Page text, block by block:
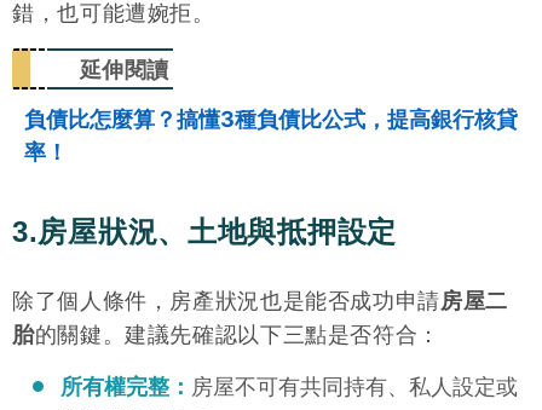
錯，也可能遭婉拒。
延伸閱讀
負債比怎麼算？搞懂3種負債比公式，提高銀行核貸
率！
3.房屋狀況、土地與抵押設定
除了個人條件，房產狀況也是能否成功申請房屋二
胎的關鍵。建議先確認以下三點是否符合：
所有權完整： 房屋不可有共同持有、私人設定或